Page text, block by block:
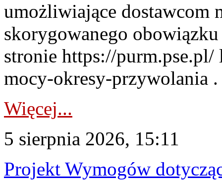
umożliwiające dostawcom
skorygowanego
stronie https://
mocy-okresy-przywolania
Więcej...
5 sierpnia 2026, 15:11
Projekt Wymogów